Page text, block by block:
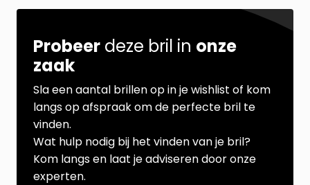
Probeer deze bril in onze
zaak
Sla een aantal brillen op in je wishlist of kom
langs op afspraak om de perfecte bril te
vinden.
Wat hulp nodig bij het vinden van je bril?
Kom langs en laat je adviseren door onze
experten.